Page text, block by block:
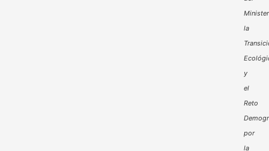
la
y
el
Reto
por
la